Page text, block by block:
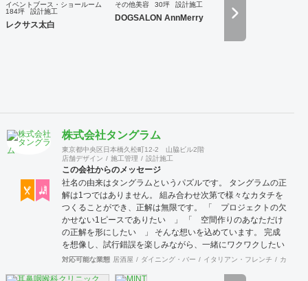
イベントブース・ショールーム
184坪
設計施工
レクサス太白
その他美容 30坪 設計施工
DOGSALON AnnMerry
株式会社タングラム
東京都中央区日本橋久松町12-2 山脇ビル2階
店舗デザイン
施工管理 設計施工
この会社からのメッセージ
社名の由来はタングラムというパズルです。 タングラムの正
解は1つではありません。 組み合わせ次第で様々なカタチを
つくることができ、正解は無限です。 「 プロジェクトの欠
かせない1ピースでありたい 」 「 空間作りのあなただけ
の正解を形にしたい 」 そんな想いを込めています。 完成
を想像し、試行錯誤を楽しみながら、 ​一緒にワクワクしたい
と思っています。
対応可能な業態 居酒屋 ダイニング・バー イタリアン・フレンチ カフェ